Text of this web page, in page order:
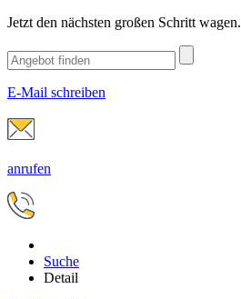
Jetzt den nächsten großen Schritt wagen.
E-Mail schreiben
anrufen
Suche
Detail